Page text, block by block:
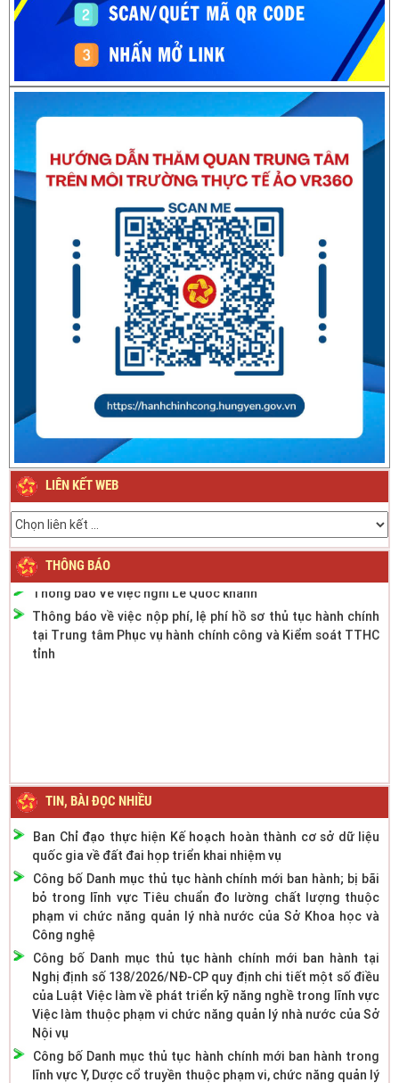
LIÊN KẾT WEB
THÔNG BÁO
Thông báo về việc nghỉ Tết Nguyên đán Bính Ngọ năm 2026
Thông báo về việc nghỉ Tết Nguyên đán Giáp Thìn năm
Thông báo Lịch nghỉ Lễ Quốc khánh ngày 2/9/2023
Thông báo phân cấp công tác đăng ký phương tiện giao
thông cơ giới đường bộ
Thông báo thời gian làm việc mùa hè năm 2022
Thông báo Về việc nghỉ Lễ Quốc khánh
Thông báo về việc nộp phí, lệ phí hồ sơ thủ tục hành chính
tại Trung tâm Phục vụ hành chính công và Kiểm soát TTHC
tỉnh
TIN, BÀI ĐỌC NHIỀU
Ban Chỉ đạo thực hiện Kế hoạch hoàn thành cơ sở dữ liệu
quốc gia về đất đai họp triển khai nhiệm vụ
Công bố Danh mục thủ tục hành chính mới ban hành; bị bãi
bỏ trong lĩnh vực Tiêu chuẩn đo lường chất lượng thuộc
phạm vi chức năng quản lý nhà nước của Sở Khoa học và
Công nghệ
Công bố Danh mục thủ tục hành chính mới ban hành tại
Nghị định số 138/2026/NĐ-CP quy định chi tiết một số điều
của Luật Việc làm về phát triển kỹ năng nghề trong lĩnh vực
Việc làm thuộc phạm vi chức năng quản lý nhà nước của Sở
Nội vụ
Công bố Danh mục thủ tục hành chính mới ban hành trong
lĩnh vực Y, Dược cổ truyền thuộc phạm vi, chức năng quản lý